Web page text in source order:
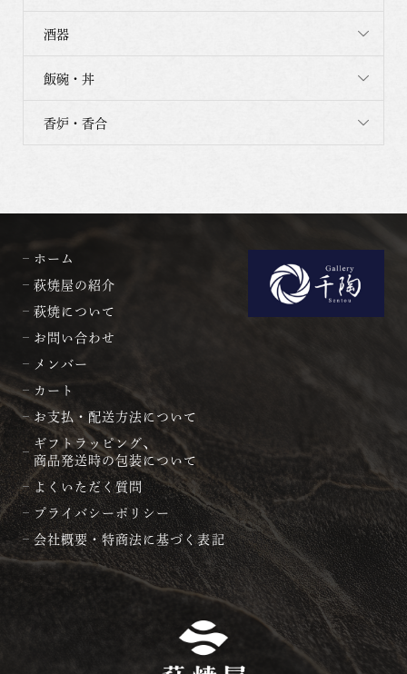
酒器
飯碗・丼
香炉・香合
ホーム
萩焼屋の紹介
萩焼について
お問い合わせ
メンバー
カート
お支払・配送方法について
ギフトラッピング、
商品発送時の包装について
よくいただく質問
プライバシーポリシー
会社概要・特商法に基づく表記